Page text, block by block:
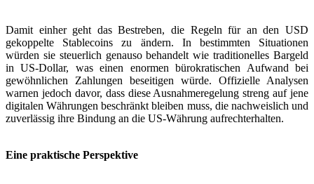
Damit einher geht das Bestreben, die Regeln für an den USD
gekoppelte Stablecoins zu ändern. In bestimmten Situationen
würden sie steuerlich genauso behandelt wie traditionelles Bargeld
in US-Dollar, was einen enormen bürokratischen Aufwand bei
gewöhnlichen Zahlungen beseitigen würde. Offizielle Analysen
warnen jedoch davor, dass diese Ausnahmeregelung streng auf jene
digitalen Währungen beschränkt bleiben muss, die nachweislich und
zuverlässig ihre Bindung an die US-Währung aufrechterhalten.
Eine praktische Perspektive